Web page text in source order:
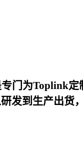
门为Toplink定
发到生产出货